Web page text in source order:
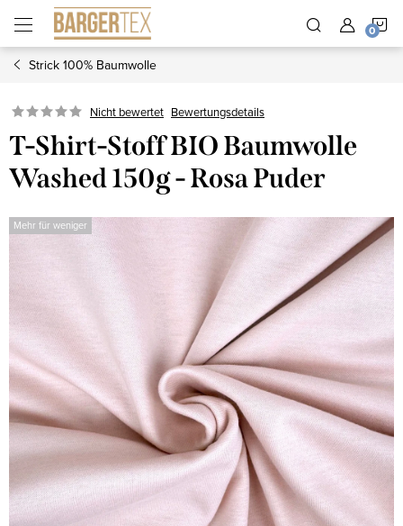
Inhalt
springen
Strick 100% Baumwolle
Nicht bewertet Bewertungsdetails
T-Shirt-Stoff BIO Baumwolle
Washed 150g - Rosa Puder
Mehr für weniger